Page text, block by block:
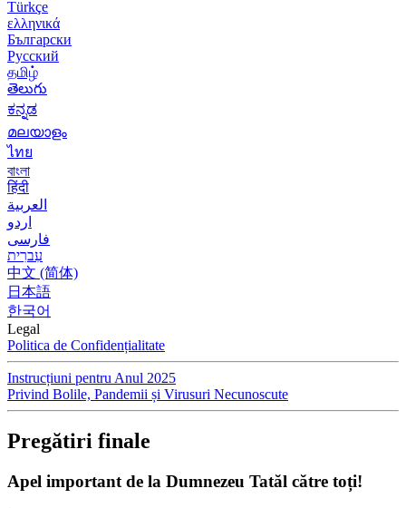
Türkçe
ελληνικά
Български
Русский
தமிழ்
తెలుగు
ಕನ್ನಡ
മലയാളം
ไทย
বাংলা
हिंदी
العربية
اردو
فارسی
עִברִית
中文 (简体)
日本語
한국어
Legal
Politica de Confidențialitate
Instrucțiuni pentru Anul 2025
Privind Bolile, Pandemii și Virusuri Necunoscute
Pregătiri finale
Apel important de la Dumnezeu Tatăl către toți!